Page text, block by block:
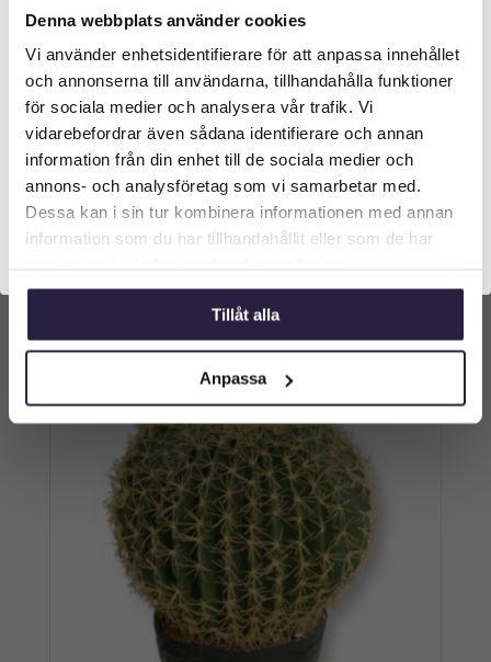
Denna webbplats använder cookies
Vi använder enhetsidentifierare för att anpassa innehållet
och annonserna till användarna, tillhandahålla funktioner
för sociala medier och analysera vår trafik. Vi
vidarebefordrar även sådana identifierare och annan
information från din enhet till de sociala medier och
annons- och analysföretag som vi samarbetar med.
Dessa kan i sin tur kombinera informationen med annan
information som du har tillhandahållit eller som de har
Tillåt alla
Anpassa
Aloe | Konstgjord Stor Vera Grön 70 cm
Lägg till i varukorg
Välkommen till Webflower
Vilken typ av kund är du? Du kan alltid justera ditt val
längst upp på sidan.
Företagskund (exkl. moms)
Privatkund (inkl. moms)